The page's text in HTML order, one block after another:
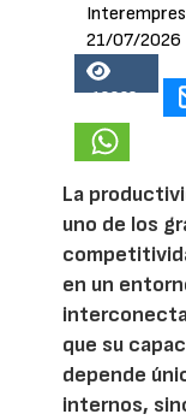
21/07/2026
18823
La
uno de los
en un
que su
depende
internos,